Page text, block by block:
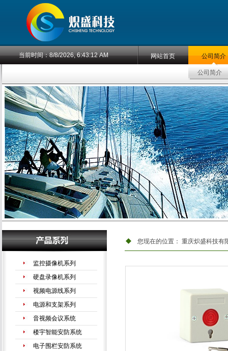
当前时间：8/8/2026, 6:43:12 AM 网站首页 公司简介
公司简介
监控摄像机系列
硬盘录像机系列
视频电源线系列
电源和支架系列
音视频会议系统
楼宇智能安防系统
电子围栏安防系统
您现在的位置： 重庆炽盛科技有